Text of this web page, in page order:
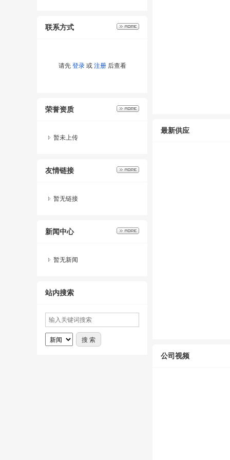
联系方式
请先 登录或 注册后查看
荣誉资质
暂未上传
友情链接
暂无链接
新闻中心
暂无新闻
站内搜索
最新供应
公司视频